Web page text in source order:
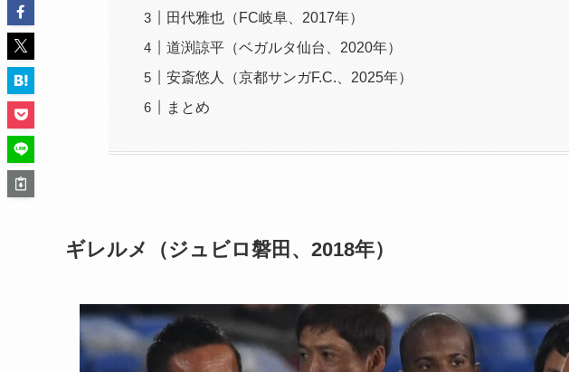
田代雅也（FC岐阜、2017年）
道渕諒平（ベガルタ仙台、2020年）
安斎悠人（京都サンガF.C.、2025年）
まとめ
ギレルメ（ジュビロ磐田、2018年）